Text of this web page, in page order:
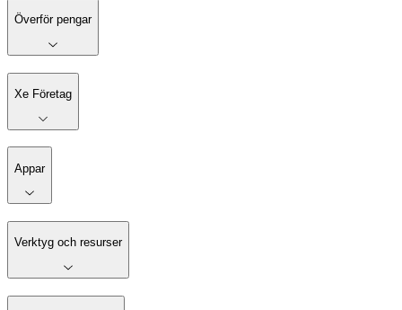
Överför pengar
Xe Företag
Appar
Verktyg och resurser